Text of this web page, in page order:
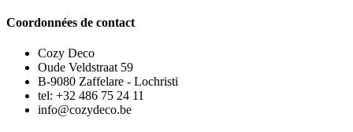
Coordonnées de contact
Cozy Deco
Oude Veldstraat 59
B-9080 Zaffelare - Lochristi
tel: +32 486 75 24 11
info@cozydeco.be